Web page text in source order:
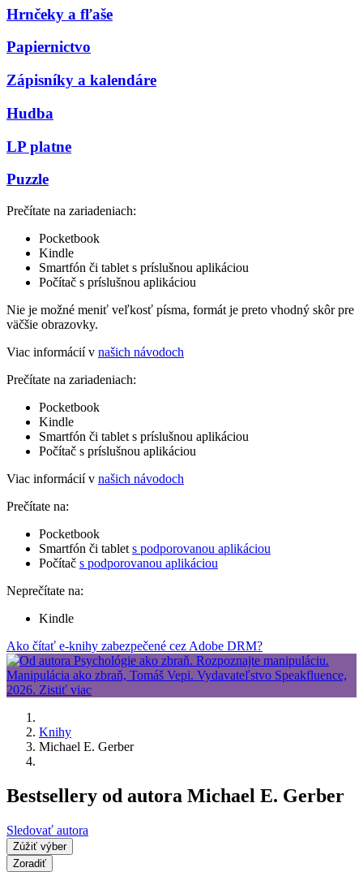
Hrnčeky a fľaše
Papiernictvo
Zápisníky a kalendáre
Hudba
LP platne
Puzzle
Prečítate na zariadeniach:
Pocketbook
Kindle
Smartfón či tablet s príslušnou aplikáciou
Počítač s príslušnou aplikáciou
Nie je možné meniť veľkosť písma, formát je preto vhodný skôr pre
väčšie obrazovky.
Viac informácií v našich návodoch
Prečítate na zariadeniach:
Pocketbook
Kindle
Smartfón či tablet s príslušnou aplikáciou
Počítač s príslušnou aplikáciou
Viac informácií v našich návodoch
Prečítate na:
Pocketbook
Smartfón či tablet s podporovanou aplikáciou
Počítač s podporovanou aplikáciou
Neprečítate na:
Kindle
Ako čítať e-knihy zabezpečené cez Adobe DRM?
Knihy
Michael E. Gerber
Bestsellery od autora Michael E. Gerber
Sledovať autora
Zúžiť výber
Zoradiť